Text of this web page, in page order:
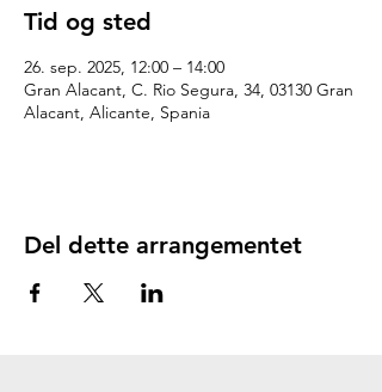
Tid og sted
26. sep. 2025, 12:00 – 14:00
Gran Alacant, C. Rio Segura, 34, 03130 Gran
Alacant, Alicante, Spania
Del dette arrangementet